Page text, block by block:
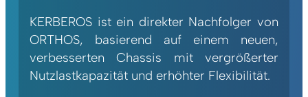
KERBEROS ist ein direkter Nachfolger von
ORTHOS, basierend auf einem neuen,
verbesserten Chassis mit vergrößerter
Nutzlastkapazität und erhöhter Flexibilität.